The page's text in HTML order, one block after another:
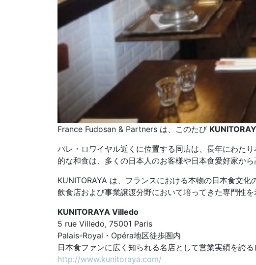
France Fudosan & Partners は、このたび
パレ・ロワイヤル近くに位置する同店は、長年にわた
的な和食は、多くの日本人のお客様や日本食愛好家から
KUNITORAYA は、フランスにおける本物の日本食文
飲食店および事業譲渡分野において培ってきた専門性を
KUNITORAYA Villedo
5 rue Villedo, 75001 Paris
Palais-Royal・Opéra地区徒歩圏内
日本食ファンに広く知られる名店として営業実績を誇る
http://www.kunitoraya.com/